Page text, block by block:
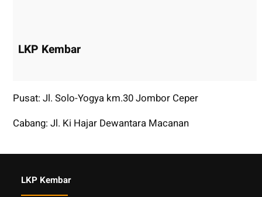
LKP Kembar
Pusat: Jl. Solo-Yogya km.30 Jombor Ceper
Cabang: Jl. Ki Hajar Dewantara Macanan
LKP Kembar